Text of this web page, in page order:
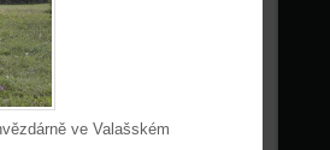
ve Valašském